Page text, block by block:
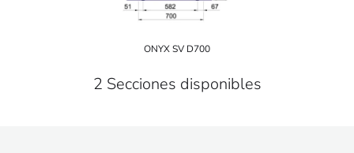
ONYX SV D700
2 Secciones disponibles